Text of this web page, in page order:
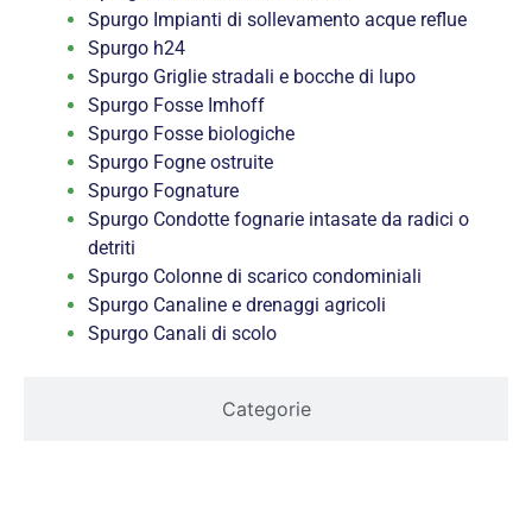
Categorie
Spurgo Impianti di sollevamento acque reflue
Spurgo h24
Spurgo Griglie stradali e bocche di lupo
Spurgo Fosse Imhoff
Spurgo Fosse biologiche
Spurgo Fogne ostruite
Spurgo Fognature
Spurgo Condotte fognarie intasate da radici o
detriti
Spurgo Colonne di scarico condominiali
Spurgo Canaline e drenaggi agricoli
Spurgo Canali di scolo